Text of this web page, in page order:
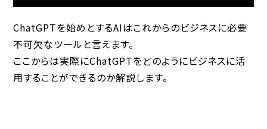
ChatGPTを始めとするAIはこれからのビジネスに必要
不可欠なツールと言えます。
ここからは実際にChatGPTをどのようにビジネスに活
用することができるのか解説します。